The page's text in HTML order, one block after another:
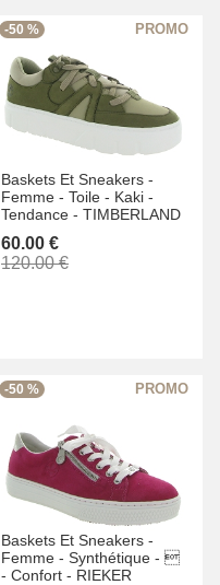
-50 %
Baskets Et Sneakers -
Femme - Toile - Kaki -
Tendance - TIMBERLAND
60.00 €
120.00 €
-50 %
Baskets Et Sneakers -
Femme - Synthétique - 
- Confort - RIEKER